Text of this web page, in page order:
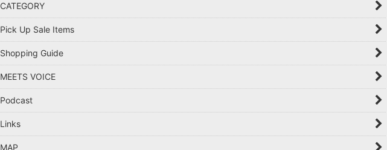
CATEGORY
Pick Up Sale Items
Shopping Guide
MEETS VOICE
Podcast
Links
MAP